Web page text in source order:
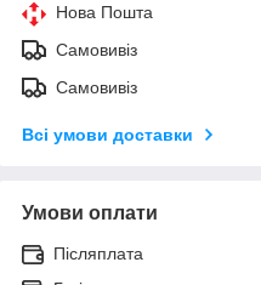
Нова Пошта
Самовивіз
Самовивіз
Всі умови доставки
Умови оплати
Післяплата